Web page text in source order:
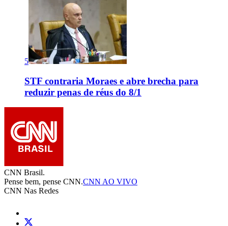
5
STF contraria Moraes e abre brecha para
reduzir penas de réus do 8/1
CNN Brasil.
Pense bem, pense CNN.CNN AO VIVO
CNN Nas Redes